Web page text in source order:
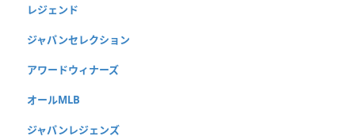
レジェンド
ジャパンセレクション
アワードウィナーズ
オールMLB
ジャパンレジェンズ